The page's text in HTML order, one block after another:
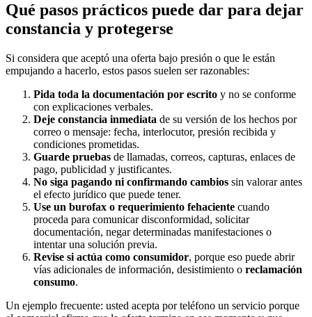
Qué pasos prácticos puede dar para dejar
constancia y protegerse
Si considera que aceptó una oferta bajo presión o que le están
empujando a hacerlo, estos pasos suelen ser razonables:
Pida toda la documentación por escrito y no se conforme
con explicaciones verbales.
Deje constancia inmediata de su versión de los hechos por
correo o mensaje: fecha, interlocutor, presión recibida y
condiciones prometidas.
Guarde pruebas de llamadas, correos, capturas, enlaces de
pago, publicidad y justificantes.
No siga pagando ni confirmando cambios sin valorar antes
el efecto jurídico que puede tener.
Use un burofax o requerimiento fehaciente cuando
proceda para comunicar disconformidad, solicitar
documentación, negar determinadas manifestaciones o
intentar una solución previa.
Revise si actúa como consumidor, porque eso puede abrir
vías adicionales de información, desistimiento o reclamación
consumo.
Un ejemplo frecuente: usted acepta por teléfono un servicio porque